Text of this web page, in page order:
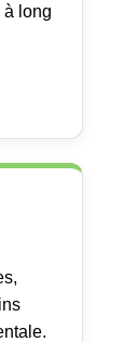
à long